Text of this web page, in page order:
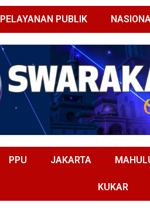
PELAYANAN PUBLIK
PPU JAKARTA
KUKAR